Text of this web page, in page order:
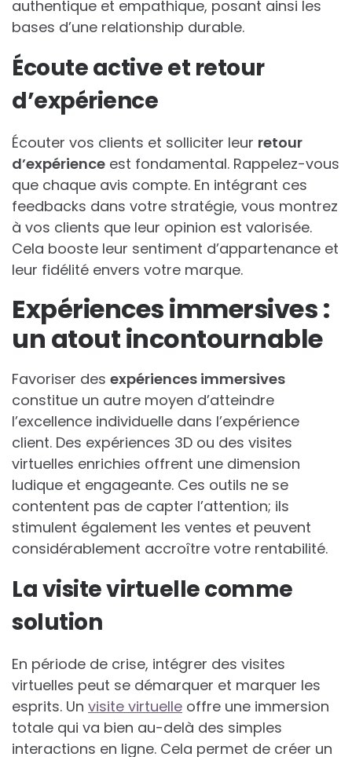
authentique et empathique, posant ainsi les
bases d’une relationship durable.
Écoute active et retour
d’expérience
Écouter vos clients et solliciter leur retour
d’expérience est fondamental. Rappelez-vous
que chaque avis compte. En intégrant ces
feedbacks dans votre stratégie, vous montrez
à vos clients que leur opinion est valorisée.
Cela booste leur sentiment d’appartenance et
leur fidélité envers votre marque.
Expériences immersives :
un atout incontournable
Favoriser des expériences immersives
constitue un autre moyen d’atteindre
l’excellence individuelle dans l’expérience
client. Des expériences 3D ou des visites
virtuelles enrichies offrent une dimension
ludique et engageante. Ces outils ne se
contentent pas de capter l’attention; ils
stimulent également les ventes et peuvent
considérablement accroître votre rentabilité.
La visite virtuelle comme
solution
En période de crise, intégrer des visites
virtuelles peut se démarquer et marquer les
esprits. Un visite virtuelle offre une immersion
totale qui va bien au-delà des simples
interactions en ligne. Cela permet de créer un